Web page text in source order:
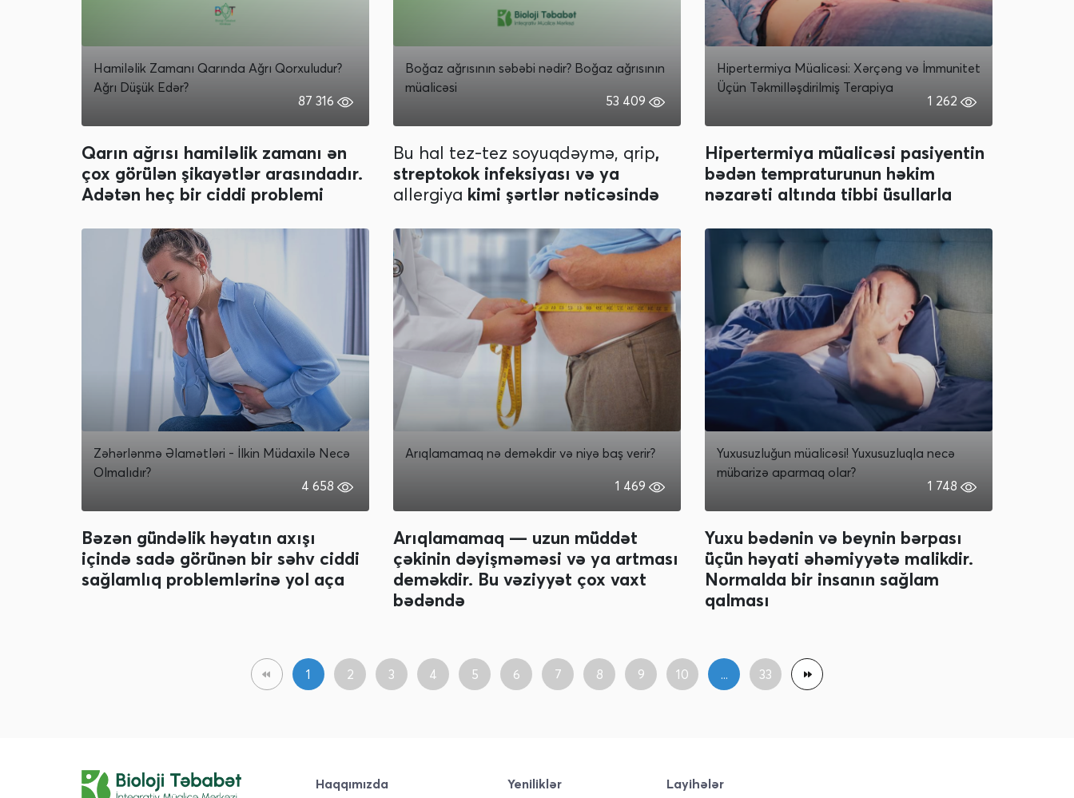
Hamiləlik Zamanı Qarında Ağrı Qorxuludur?
Ağrı Düşük Edər?
87 316
Qarın ağrısı hamiləlik zamanı ən
çox görülən şikayətlər arasındadır.
Adətən heç bir ciddi problemi
Boğaz ağrısının səbəbi nədir? Boğaz ağrısının
müalicəsi
53 409
Bu hal tez-tez soyuqdəymə, qrip,
streptokok infeksiyası və ya
allergiya kimi şərtlər nəticəsində
Hipertermiya Müalicəsi: Xərçəng və İmmunitet
Üçün Təkmilləşdirilmiş Terapiya
1 262
Hipertermiya müalicəsi pasiyentin
bədən tempraturunun həkim
nəzarəti altında tibbi üsullarla
Zəhərlənmə Əlamətləri - İlkin Müdaxilə Necə
Olmalıdır?
4 658
Bəzən gündəlik həyatın axışı
içində sadə görünən bir səhv ciddi
sağlamlıq problemlərinə yol aça
Arıqlamamaq nə deməkdir və niyə baş verir?
1 469
Arıqlamamaq — uzun müddət
çəkinin dəyişməməsi və ya artması
deməkdir. Bu vəziyyət çox vaxt
bədəndə
Yuxusuzluğun müalicəsi! Yuxusuzluqla necə
mübarizə aparmaq olar?
1 748
Yuxu bədənin və beynin bərpası
üçün həyati əhəmiyyətə malikdir.
Normalda bir insanın sağlam
qalması
1 2 3 4 5 6 7 8 9 10 ... 33
Haqqımızda Yeniliklər Layihələr